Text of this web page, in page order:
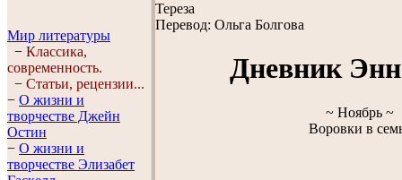
Мир литературы
− Классика,
современность.
− Статьи, рецензии...
− О жизни и
творчестве Джейн
Остин
− О жизни и
творчестве Элизабет
Тереза
Перевод: Ольга Болгова
Дневник
~ Ноябрь ~
Воровки в